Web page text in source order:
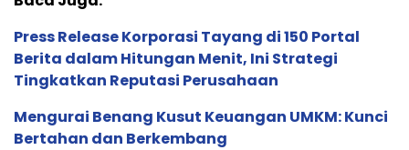
Press Release Korporasi Tayang di 150 Portal
Berita dalam Hitungan Menit, Ini Strategi
Tingkatkan Reputasi Perusahaan
Mengurai Benang Kusut Keuangan UMKM: Kunci
Bertahan dan Berkembang